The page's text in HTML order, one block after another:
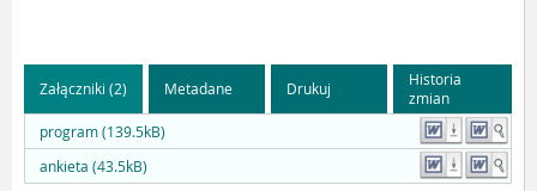
Załączniki (2) Metadane Drukuj
Historia
zmian
program (139.5kB)
ankieta (43.5kB)